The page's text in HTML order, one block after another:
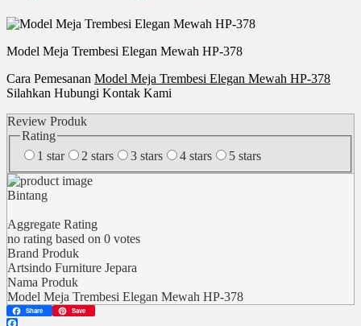
Model Meja Trembesi Elegan Mewah HP-378
Cara Pemesanan Model Meja Trembesi Elegan Mewah HP-378
Silahkan Hubungi Kontak Kami
Review Produk
Rating
1 star
2 stars 3 stars 4 stars 5 stars
Bintang
Aggregate Rating
no rating based on 0 votes
Brand Produk
Artsindo Furniture Jepara
Nama Produk
Model Meja Trembesi Elegan Mewah HP-378
Share Save